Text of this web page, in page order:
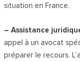
situation en France.
– Assistance
appel à un avocat
préparer le recours.